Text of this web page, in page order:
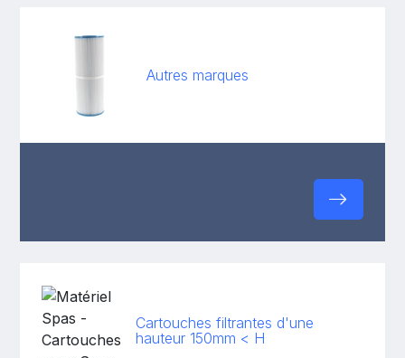
Autres marques
Cartouches filtrantes d'une
hauteur 150mm < H